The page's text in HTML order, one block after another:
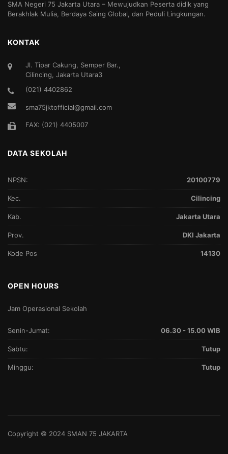
SMA Negeri 75 Jakarta Utara – Mewujudkan Peserta didik yang
Berakhlak Mulia, Berdaya Saing Global, dan Peduli Lingkungan.
KONTAK
Jl. Tipar Cakung, Semper Bar.,
Cilincing, Jakarta Utara3
(021) 4402862
sma75jktofficial@gmail.com
FAX: (021) 4405007
DATA SEKOLAH
NPSN: 20100779
Kec. Cilincing
Kab. Jakarta Utara
Prov. DKI Jakarta
Kode Pos 14130
OPEN HOURS
Jam Operasional Sekolah
Senin-Jumat: 06.30 - 15.00 WIB
Sabtu: Tutup
Minggu: Tutup